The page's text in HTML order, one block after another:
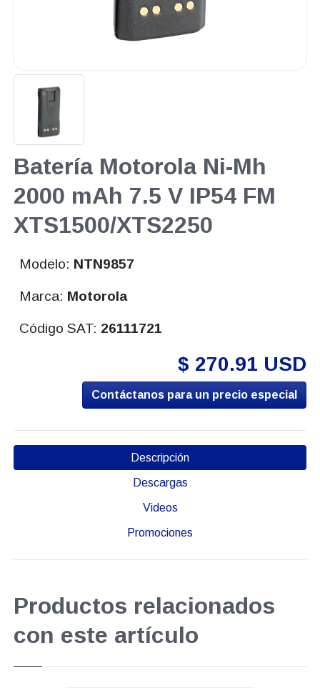
Batería Motorola Ni-Mh
2000 mAh 7.5 V IP54 FM
XTS1500/XTS2250
Modelo: NTN9857
Marca: Motorola
Código SAT: 26111721
$ 270.91 USD
Contáctanos para un precio especial
Descripción
Descargas
Videos
Promociones
Productos relacionados
con este artículo